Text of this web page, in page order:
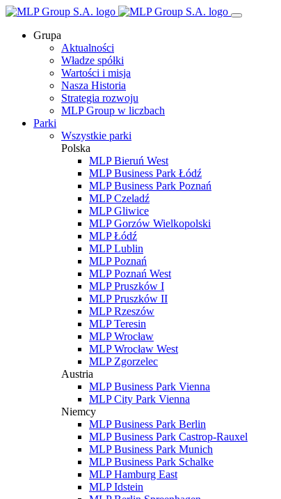
Grupa
Aktualności
Władze spółki
Wartości i misja
Nasza Historia
Strategia rozwoju
MLP Group w liczbach
Parki
Wszystkie parki
Polska
MLP Bieruń West
MLP Business Park Łódź
MLP Business Park Poznań
MLP Czeladź
MLP Gliwice
MLP Gorzów Wielkopolski
MLP Łódź
MLP Lublin
MLP Poznań
MLP Poznań West
MLP Pruszków I
MLP Pruszków II
MLP Rzeszów
MLP Teresin
MLP Wrocław
MLP Wrocław West
MLP Zgorzelec
Austria
MLP Business Park Vienna
MLP City Park Vienna
Niemcy
MLP Business Park Berlin
MLP Business Park Castrop-Rauxel
MLP Business Park Munich
MLP Business Park Schalke
MLP Hamburg East
MLP Idstein